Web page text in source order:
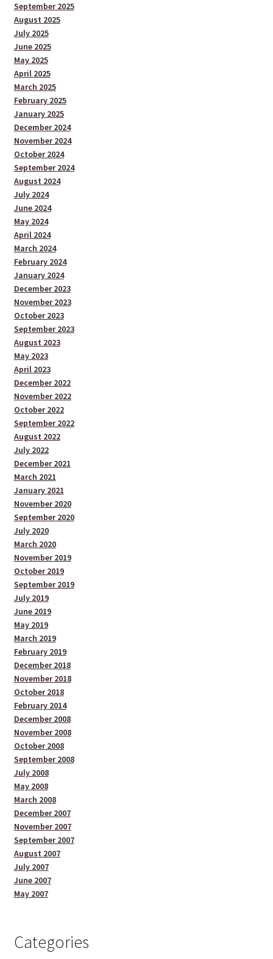
September 2025
August 2025
July 2025
June 2025
May 2025
April 2025
March 2025
February 2025
January 2025
December 2024
November 2024
October 2024
September 2024
August 2024
July 2024
June 2024
May 2024
April 2024
March 2024
February 2024
January 2024
December 2023
November 2023
October 2023
September 2023
August 2023
May 2023
April 2023
December 2022
November 2022
October 2022
September 2022
August 2022
July 2022
December 2021
March 2021
January 2021
November 2020
September 2020
July 2020
March 2020
November 2019
October 2019
September 2019
July 2019
June 2019
May 2019
March 2019
February 2019
December 2018
November 2018
October 2018
February 2014
December 2008
November 2008
October 2008
September 2008
July 2008
May 2008
March 2008
December 2007
November 2007
September 2007
August 2007
July 2007
June 2007
May 2007
Categories